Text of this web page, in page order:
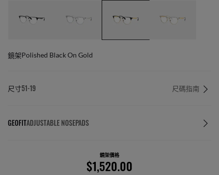
鏡架Polished Black On Gold
尺寸51-19 尺碼指南
GEOFITADJUSTABLE NOSEPADS
鏡架價格
$1,520.00